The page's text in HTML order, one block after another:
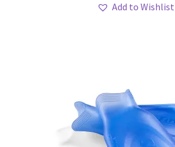
Add to Wishlist